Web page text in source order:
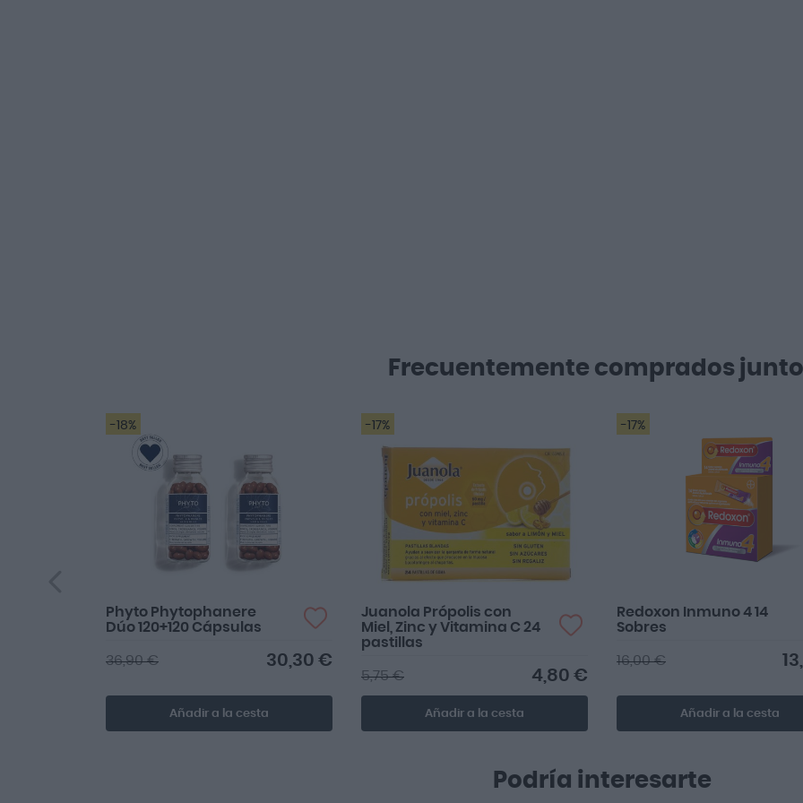
Frecuentemente comprados
-18%
Phyto Phytophanere
Dúo 120+120 Cápsulas
30,30 €
36,90 €
Añadir a la cesta
-17%
Juanola Própolis con
Miel, Zinc y Vitamina C 24
pastillas
4,80 €
5,75 €
Añadir a la cesta
-17%
Redoxon Inmuno 4 14
Sobres
16,00 €
Añadir a la cesta
Podría interesarte